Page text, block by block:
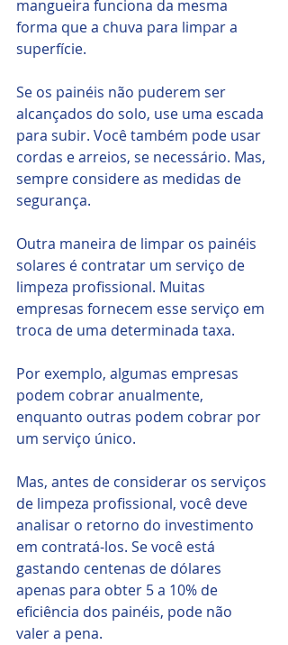
mangueira funciona da mesma
forma que a chuva para limpar a
superfície.
Se os painéis não puderem ser
alcançados do solo, use uma escada
para subir. Você também pode usar
cordas e arreios, se necessário. Mas,
sempre considere as medidas de
segurança.
Outra maneira de limpar os painéis
solares é contratar um serviço de
limpeza profissional. Muitas
empresas fornecem esse serviço em
troca de uma determinada taxa.
Por exemplo, algumas empresas
podem cobrar anualmente,
enquanto outras podem cobrar por
um serviço único.
Mas, antes de considerar os serviços
de limpeza profissional, você deve
analisar o retorno do investimento
em contratá-los. Se você está
gastando centenas de dólares
apenas para obter 5 a 10% de
eficiência dos painéis, pode não
valer a pena.